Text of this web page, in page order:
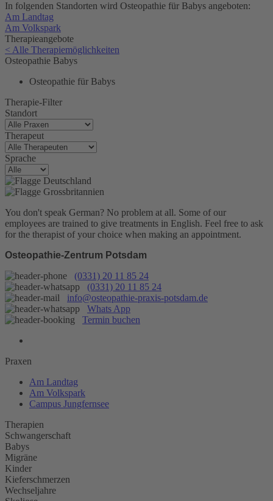
In folgenden Standorten wird Osteopathie für Babys angeboten:
Am Landtag
Am Volkspark
Therapieangebote
< Alle Therapiemöglichkeiten
Osteopathie Babys
Osteopathie für Babys
Therapie-Filter
Standort
Therapeut
Sprache
You don't speak German? No problem at all. Some of our
employees are trained to give treatments in English. Feel free to ask
for the therapist of your choice when making an appointment.
Osteopathie-Zentrum Potsdam
(0331) 20 11 85 24
(0331) 20 11 85 24
info@osteopathie-praxis-potsdam.de
Whats App
Termin buchen
Praxen
Am Landtag
Am Volkspark
Campus Jungfernsee
Therapien
Schwangerschaft
Babys
Migräne
Kinder
Kieferschmerzen
Wechseljahre